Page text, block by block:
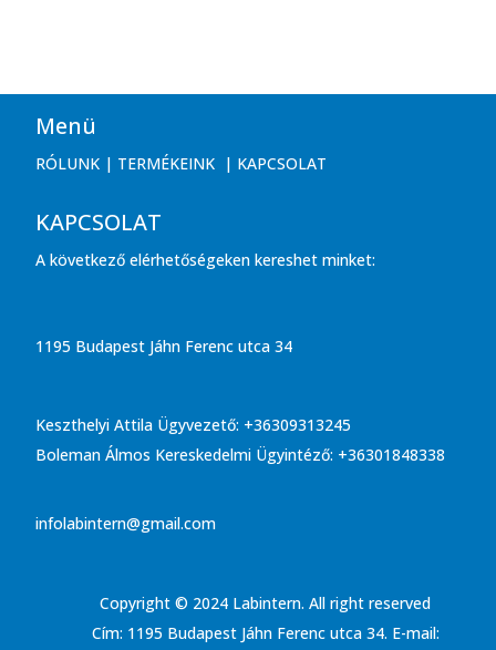
Menü
RÓLUNK | TERMÉKEINK | KAPCSOLAT
KAPCSOLAT
A következő elérhetőségeken kereshet minket:
1195 Budapest Jáhn Ferenc utca 34
Keszthelyi Attila Ügyvezető: +36309313245
Boleman Álmos Kereskedelmi Ügyintéző: +36301848338
infolabintern@gmail.com
Copyright © 2024 Labintern. All right reserved
Cím: 1195 Budapest Jáhn Ferenc utca 34. E-mail: